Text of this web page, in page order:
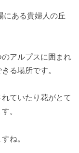
にある貴婦人の丘
アルプスに囲まれ
る場所です。
ていたり花がとて
。
ね。